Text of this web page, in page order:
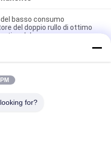
basso consumo
del doppio rullo di ottimo
del quarzo
Rod del separatore
trasportatore
ad alto campo
for?